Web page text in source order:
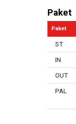
Paket
Paket
ST
IN
OUT
PAL